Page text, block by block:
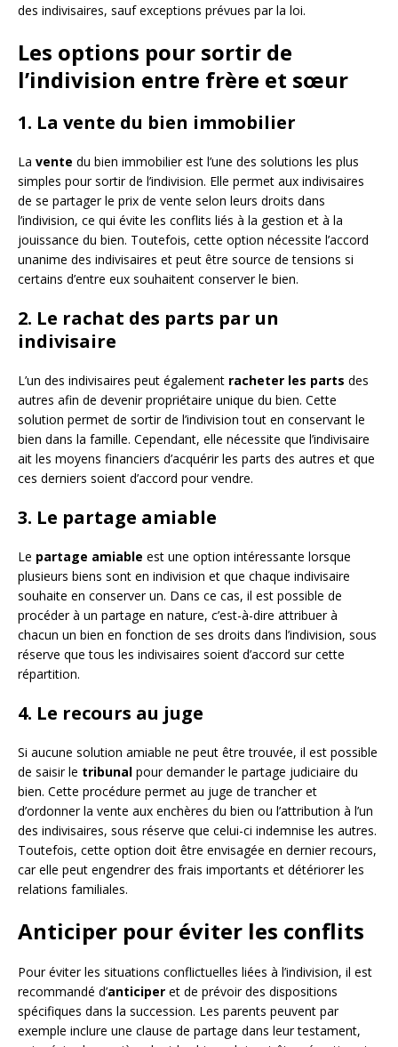
des indivisaires, sauf exceptions prévues par la loi.
Les options pour sortir de
l’indivision entre frère et sœur
1. La vente du bien immobilier
La vente du bien immobilier est l’une des solutions les plus
simples pour sortir de l’indivision. Elle permet aux indivisaires
de se partager le prix de vente selon leurs droits dans
l’indivision, ce qui évite les conflits liés à la gestion et à la
jouissance du bien. Toutefois, cette option nécessite l’accord
unanime des indivisaires et peut être source de tensions si
certains d’entre eux souhaitent conserver le bien.
2. Le rachat des parts par un
indivisaire
L’un des indivisaires peut également racheter les parts des
autres afin de devenir propriétaire unique du bien. Cette
solution permet de sortir de l’indivision tout en conservant le
bien dans la famille. Cependant, elle nécessite que l’indivisaire
ait les moyens financiers d’acquérir les parts des autres et que
ces derniers soient d’accord pour vendre.
3. Le partage amiable
Le partage amiable est une option intéressante lorsque
plusieurs biens sont en indivision et que chaque indivisaire
souhaite en conserver un. Dans ce cas, il est possible de
procéder à un partage en nature, c’est-à-dire attribuer à
chacun un bien en fonction de ses droits dans l’indivision, sous
réserve que tous les indivisaires soient d’accord sur cette
répartition.
4. Le recours au juge
Si aucune solution amiable ne peut être trouvée, il est possible
de saisir le tribunal pour demander le partage judiciaire du
bien. Cette procédure permet au juge de trancher et
d’ordonner la vente aux enchères du bien ou l’attribution à l’un
des indivisaires, sous réserve que celui-ci indemnise les autres.
Toutefois, cette option doit être envisagée en dernier recours,
car elle peut engendrer des frais importants et détériorer les
relations familiales.
Anticiper pour éviter les conflits
Pour éviter les situations conflictuelles liées à l’indivision, il est
recommandé d’anticiper et de prévoir des dispositions
spécifiques dans la succession. Les parents peuvent par
exemple inclure une clause de partage dans leur testament,